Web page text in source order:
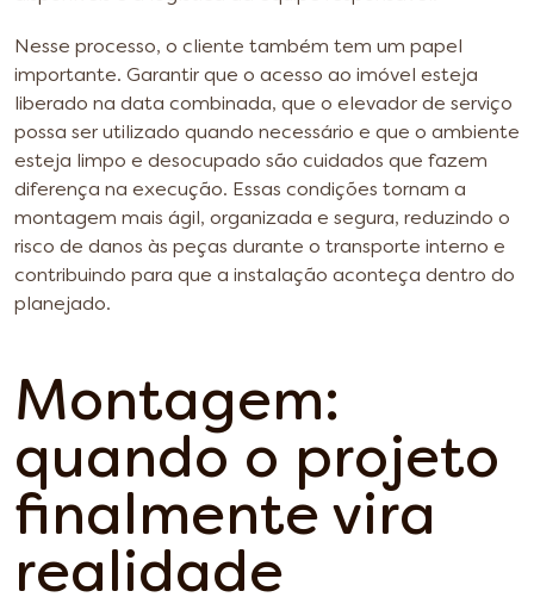
Nesse processo, o cliente também tem um papel
importante. Garantir que o acesso ao imóvel esteja
liberado na data combinada, que o elevador de serviço
possa ser utilizado quando necessário e que o ambiente
esteja limpo e desocupado são cuidados que fazem
diferença na execução. Essas condições tornam a
montagem mais ágil, organizada e segura, reduzindo o
risco de danos às peças durante o transporte interno e
contribuindo para que a instalação aconteça dentro do
planejado.
Montagem:
quando o projeto
finalmente vira
realidade